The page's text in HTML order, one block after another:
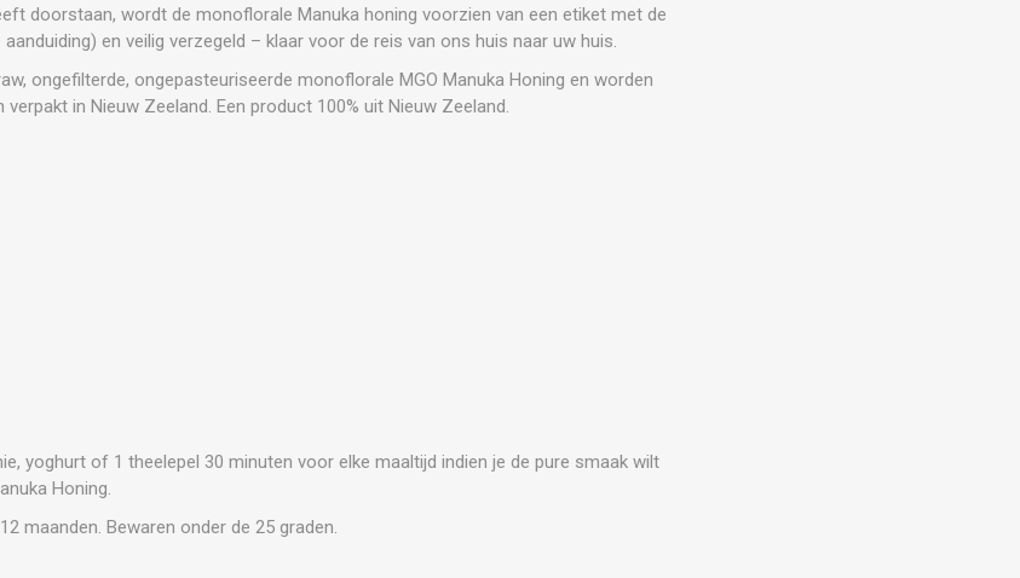
doorstaan, wordt de monoflorale Manuka honing voorzien van een etiket met de
en veilig verzegeld – klaar voor de reis van ons huis naar uw huis.
ongefilterde, ongepasteuriseerde monoflorale MGO Manuka Honing en worden
in Nieuw Zeeland. Een product 100% uit Nieuw Zeeland.
yoghurt of 1 theelepel 30 minuten voor elke maaltijd indien je de pure smaak wilt
Honing.
maanden. Bewaren onder de 25 graden.